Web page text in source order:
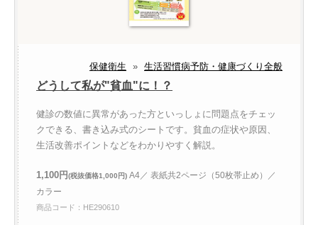
保健衛生 » 生活習慣病予防・健康づくり全般
どうして私が"貧血"に！？
健診の数値に異常があった方といっしょに問題点をチェッ
クできる、書き込み式のシートです。貧血の症状や原因、
生活改善ポイントなどをわかりやすく解説。
1,100円(税抜価格1,000円) A4／ 表紙共2ページ（50枚帯止め）／
カラー
商品コード：HE290610